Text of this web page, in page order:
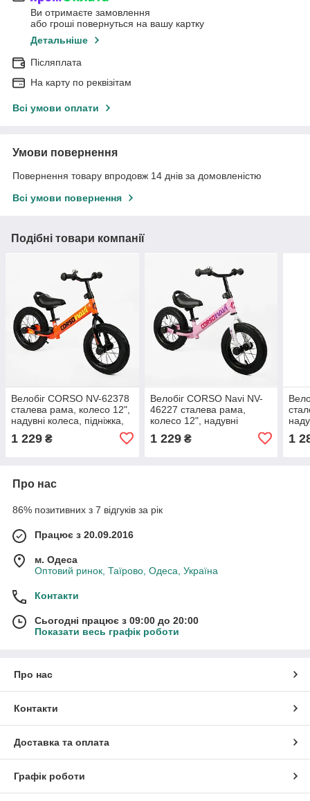
Ви отримаєте замовлення
або гроші повернуться на вашу картку
Детальніше
Післяплата
На карту по реквізітам
Всі умови оплати
Умови повернення
Повернення товару впродовж 14 днів за домовленістю
Всі умови повернення
Подібні товари компанії
Велобіг CORSO NV-62378
сталева рама, колесо 12",
надувні колеса, підніжка,
підставка для ніг, дзвіночок
1 229 ₴
Велобіг CORSO Navi NV-
46227 сталева рама,
колесо 12", надувні
колеса, підніжка, підставка
для ніг, дзвіночок
1 229₴ 1
Про нас
86% позитивних з 7 відгуків за рік
Працює з 20.09.2016
м. Одеса
Оптовий ринок, Таїрово, Одеса, Україна
Контакти
Сьогодні працює з 09:00 до 20:00
Показати весь графік роботи
Про нас
Контакти
Доставка та оплата
Графік роботи